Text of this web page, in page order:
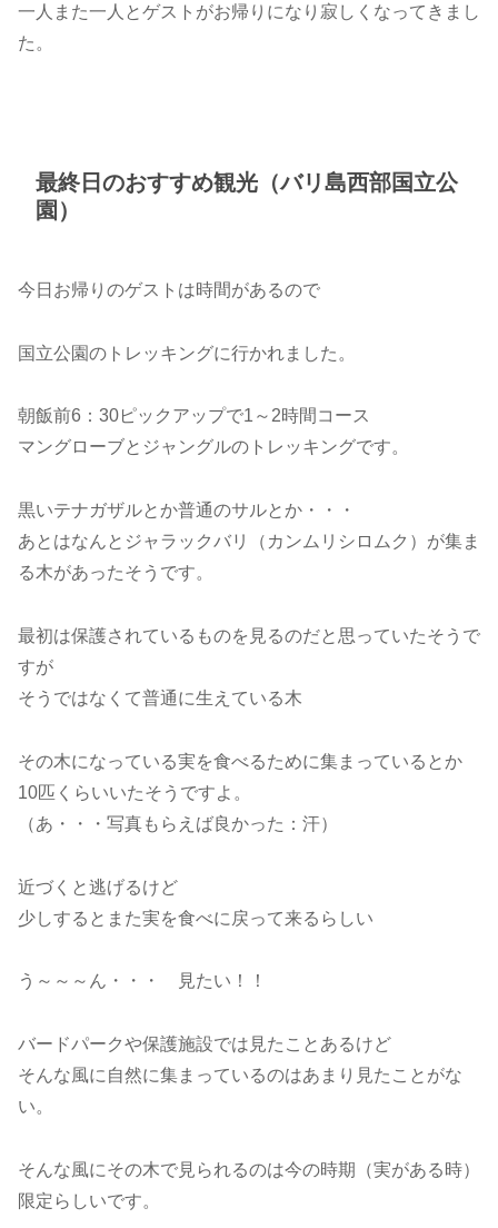
一人また一人とゲストがお帰りになり寂しくなってきまし
た。
最終日のおすすめ観光（バリ島西部国立公
園）
今日お帰りのゲストは時間があるので
国立公園のトレッキングに行かれました。
朝飯前6：30ピックアップで1～2時間コース
マングローブとジャングルのトレッキングです。
黒いテナガザルとか普通のサルとか・・・
あとはなんとジャラックバリ（カンムリシロムク）が集ま
る木があったそうです。
最初は保護されているものを見るのだと思っていたそうで
すが
そうではなくて普通に生えている木
その木になっている実を食べるために集まっているとか
10匹くらいいたそうですよ。
（あ・・・写真もらえば良かった：汗）
近づくと逃げるけど
少しするとまた実を食べに戻って来るらしい
う～～～ん・・・ 見たい！！
バードパークや保護施設では見たことあるけど
そんな風に自然に集まっているのはあまり見たことがな
い。
そんな風にその木で見られるのは今の時期（実がある時）
限定らしいです。